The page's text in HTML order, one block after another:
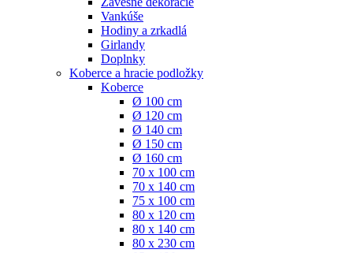
Vankúše
Hodiny a zrkadlá
Girlandy
Doplnky
Koberce a hracie podložky
Koberce
Ø 100 cm
Ø 120 cm
Ø 140 cm
Ø 150 cm
Ø 160 cm
70 x 100 cm
70 x 140 cm
75 x 100 cm
80 x 120 cm
80 x 140 cm
80 x 230 cm